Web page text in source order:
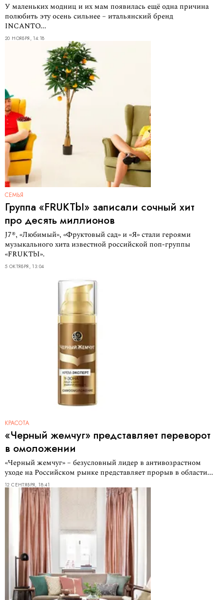
У маленьких модниц и их мам появилась ещё одна причина
полюбить эту осень сильнее – итальянский бренд
INCANTO...
20 НОЯБРЯ, 14:18
СЕМЬЯ
Группа «FRUKTbI» записали сочный хит
про десять миллионов
J7®, «Любимый», «Фруктовый сад» и «Я» стали героями
музыкального хита известной российской поп-группы
«FRUKTbI».
5 ОКТЯБРЯ, 13:04
КРАСОТА
«Черный жемчуг» представляет переворот
в омоложении
«Черный жемчуг» – безусловный лидер в антивозрастном
уходе на Российском рынке представляет прорыв в области...
12 СЕНТЯБРЯ, 18:41